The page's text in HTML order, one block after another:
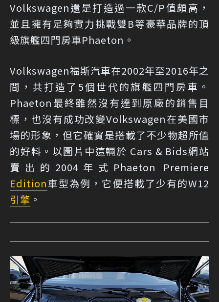
Volkswagen還是打造過一款C/P值頗高，
並且擁有足夠實力挑戰雙B等豪華品牌的頂
級旗艦四門房車Phaeton。
Volkswagen福斯汽車在2002年至2016年之
間，共打造了5個世代的旗艦四門房車。
Phaeton最終雖然沒有達到原廠的銷售目
標，也沒有成功改變Volkswagen在美國市
場的形象，但它確實是搭載了不少物超所值
的好料。以圖片中這輛於 Cars & Bids網站
賣出的2004年式Phaeton Premiere
Edition車型為例，它便搭載了少有的W12
引擎 。